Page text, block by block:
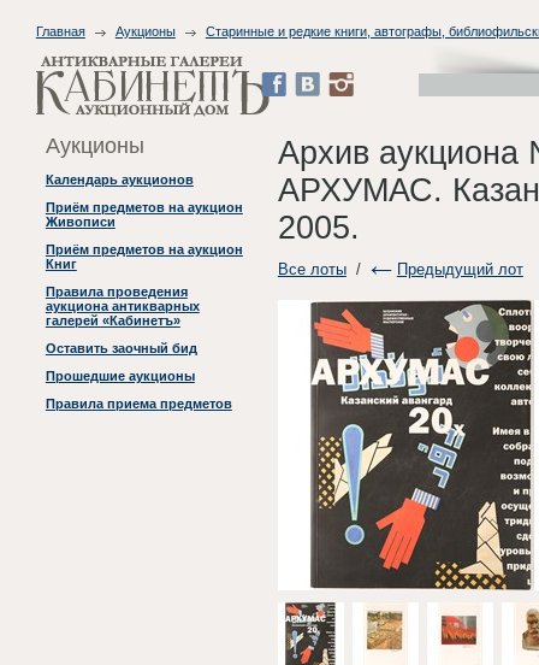
Главная Аукционы Старинные и редкие книги, автографы,
Аукционы
Календарь аукционов
Приём предметов на аукцион
Живописи
Приём предметов на аукцион
Книг
Правила проведения
аукциона антикварных
галерей «Кабинетъ»
Оставить заочный бид
Прошедшие аукционы
Правила приема предметов
Архив
АРХУМАС.
2005.
Все лоты/ Предыдущий лот